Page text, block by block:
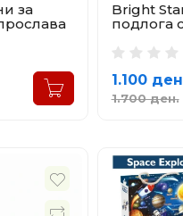
за
Bright
подлога
1.100
1.700 ден.